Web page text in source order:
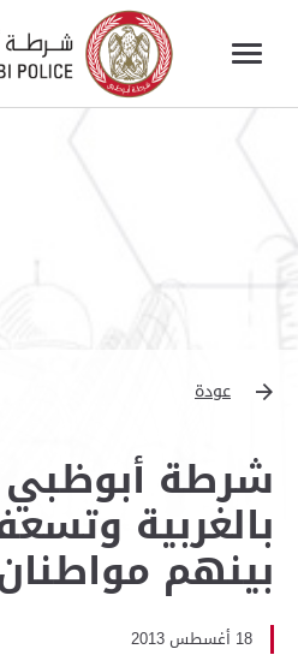
عودة
شرطة أبوظبي
بينهم
18 أغسطس 2013